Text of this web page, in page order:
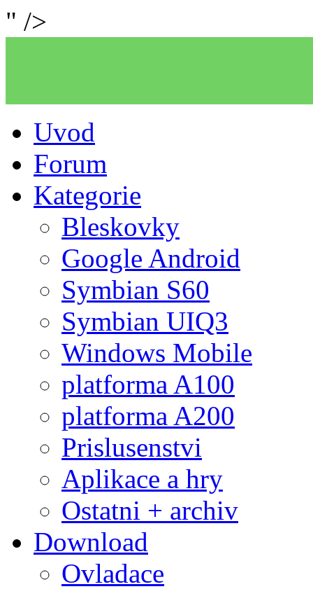
" />
Uvod
Forum
Kategorie
Bleskovky
Google Android
Symbian S60
Symbian UIQ3
Windows Mobile
platforma A100
platforma A200
Prislusenstvi
Aplikace a hry
Ostatni + archiv
Download
Ovladace